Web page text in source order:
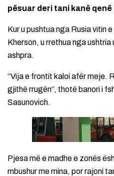
pësuar deri tani kanë qenë
Kur u pushtua nga Rusia vitin
Kherson, u rrethua nga
ashpra.
“Vija e frontit kaloi afër meje.
gjithë rrugën”, thotë banori i
Sasunovich.
Pjesa më e madhe e zonës
mbushur me mina, por rajoni